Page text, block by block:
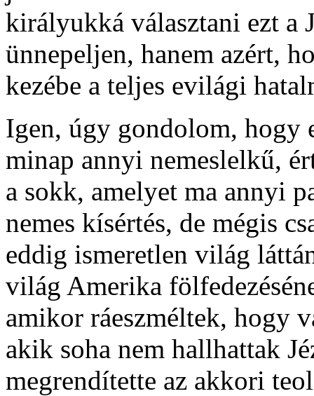
királyukká választani ezt a
ünnepeljen, hanem azért,
kezébe a teljes evilági
Igen, úgy gondolom, hogy
minap annyi nemeslelkű,
a sokk, amelyet ma annyi
nemes kísértés, de mégis
eddig ismeretlen világ
világ Amerika
amikor ráeszméltek, hogy
akik soha nem hallhattak
megrendítette az akkori